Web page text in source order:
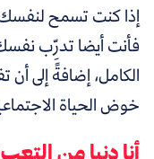
إذا كنت تسمح لنفسك
فأنت أيضا تدرِّب
الكامل، إضافةً إلى
خوض الحياة
أنا دنيا من